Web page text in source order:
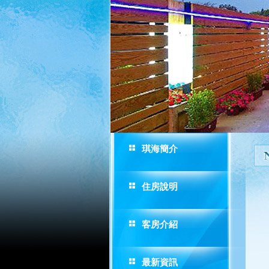
琪海簡介
住房說明
客房介紹
最新資訊